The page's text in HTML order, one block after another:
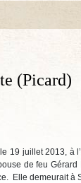
(Picard)
19 juillet 2013, à
de feu
Elle demeurait à